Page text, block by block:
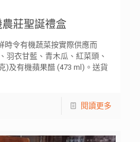
莊聖誕禮盒
時令有機蔬菜按實際供應而
羽衣甘藍、青木瓜、紅菜頭、
)及有機蘋果醋 (473 ml)。送貨
閱讀更多